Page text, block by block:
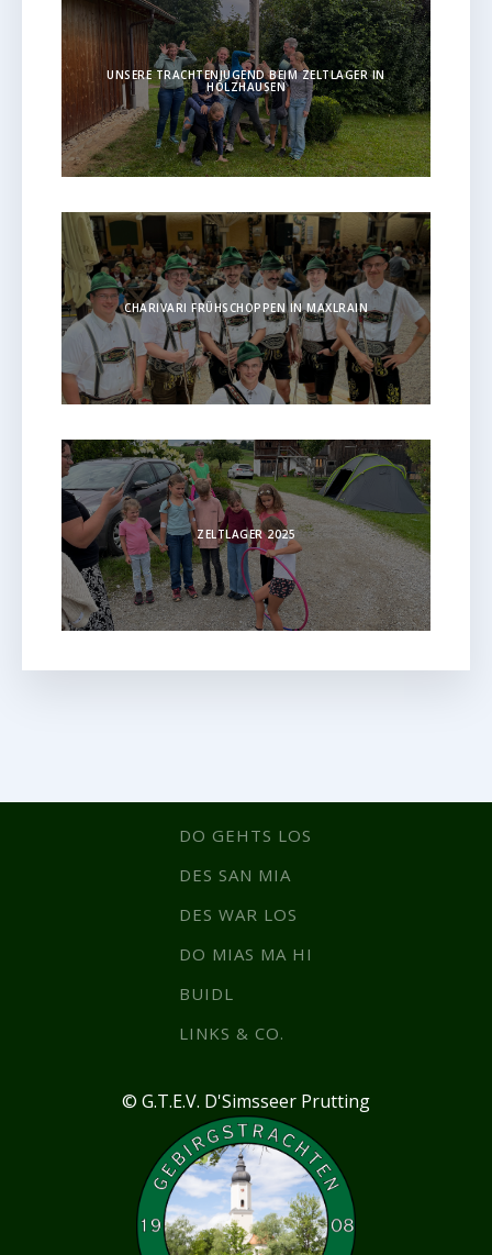
UNSERE TRACHTENJUGEND BEIM ZELTLAGER IN
HOLZHAUSEN
CHARIVARI FRÜHSCHOPPEN IN MAXLRAIN
ZELTLAGER 2025
DO GEHTS LOS
DES SAN MIA
DES WAR LOS
DO MIAS MA HI
BUIDL
LINKS & CO.
© G.T.E.V. D'Simsseer Prutting